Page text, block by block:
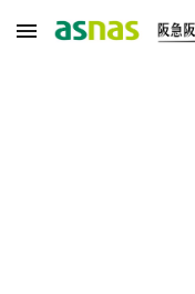
Skip to main content